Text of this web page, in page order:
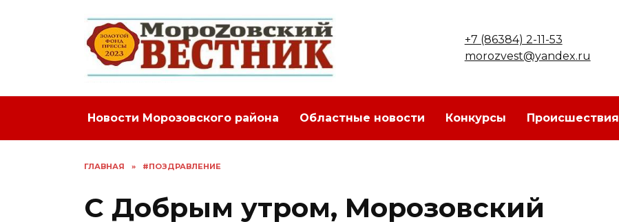
+7 (86384) 2-11-53
morozvest@yandex.ru
Новости Морозовского района Областные новости Конкурсы Происшествия
ГЛАВНАЯ » #ПОЗДРАВЛЕНИЕ
С Добрым утром, Морозовский